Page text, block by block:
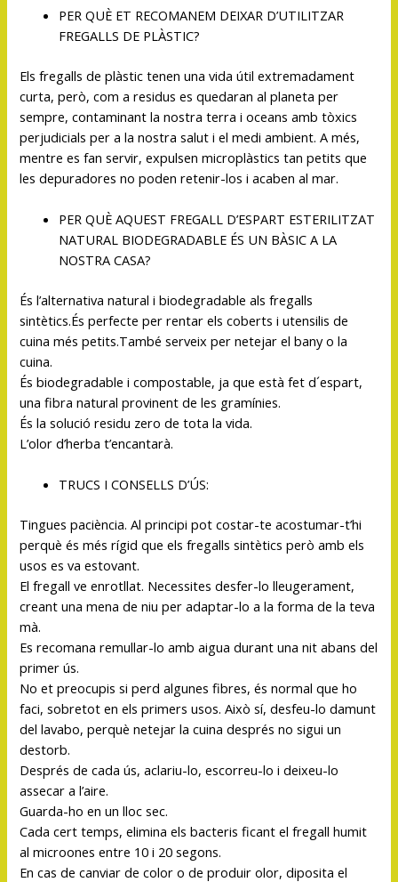
PER QUÈ ET RECOMANEM DEIXAR D’UTILITZAR
FREGALLS DE PLÀSTIC?
Els fregalls de plàstic tenen una vida útil extremadament
curta, però, com a residus es quedaran al planeta per
sempre, contaminant la nostra terra i oceans amb tòxics
perjudicials per a la nostra salut i el medi ambient. A més,
mentre es fan servir, expulsen microplàstics tan petits que
les depuradores no poden retenir-los i acaben al mar.
PER QUÈ AQUEST FREGALL D’ESPART ESTERILITZAT
NATURAL BIODEGRADABLE ÉS UN BÀSIC A LA
NOSTRA CASA?
És l’alternativa natural i biodegradable als fregalls
sintètics.És perfecte per rentar els coberts i utensilis de
cuina més petits.També serveix per netejar el bany o la
cuina.
És biodegradable i compostable, ja que està fet d´espart,
una fibra natural provinent de les gramínies.
És la solució residu zero de tota la vida.
L’olor d’herba t’encantarà.
TRUCS I CONSELLS D’ÚS:
Tingues paciència. Al principi pot costar-te acostumar-t’hi
perquè és més rígid que els fregalls sintètics però amb els
usos es va estovant.
El fregall ve enrotllat. Necessites desfer-lo lleugerament,
creant una mena de niu per adaptar-lo a la forma de la teva
mà.
Es recomana remullar-lo amb aigua durant una nit abans del
primer ús.
No et preocupis si perd algunes fibres, és normal que ho
faci, sobretot en els primers usos. Això sí, desfeu-lo damunt
del lavabo, perquè netejar la cuina després no sigui un
destorb.
Després de cada ús, aclariu-lo, escorreu-lo i deixeu-lo
assecar a l’aire.
Guarda-ho en un lloc sec.
Cada cert temps, elimina els bacteris ficant el fregall humit
al microones entre 10 i 20 segons.
En cas de canviar de color o de produir olor, diposita el